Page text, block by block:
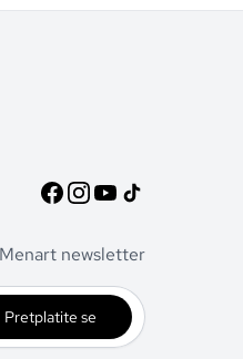
newsletter
Pretplatite se